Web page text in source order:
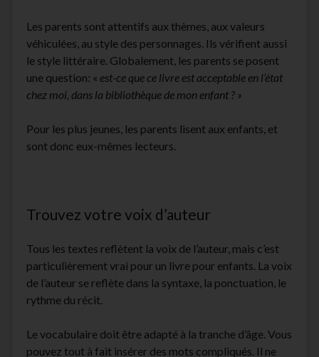
Les parents sont attentifs aux thèmes, aux valeurs
véhiculées, au style des personnages. Ils vérifient aussi
le style littéraire. Globalement, les parents se posent
une question: « est-ce que ce livre est acceptable en l’état
chez moi, dans la bibliothèque de mon enfant ? »
Pour les plus jeunes, les parents lisent aux enfants, et
sont donc eux-mêmes lecteurs.
Trouvez votre voix d’auteur
Tous les textes reflètent la voix de l’auteur, mais c’est
particulièrement vrai pour un livre pour enfants. La voix
de l’auteur se reflète dans la syntaxe, la ponctuation, le
rythme du récit.
Le vocabulaire doit être adapté à la tranche d’âge. Vous
pouvez tout à fait insérer des mots compliqués. Il ne